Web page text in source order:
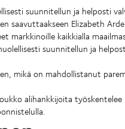
suunnitellun ja helposti
saavuttaakseen Elizabeth
markkinoille kaikkialla
suunnitellun ja
mikä on mahdollistanut
alihankkijoita